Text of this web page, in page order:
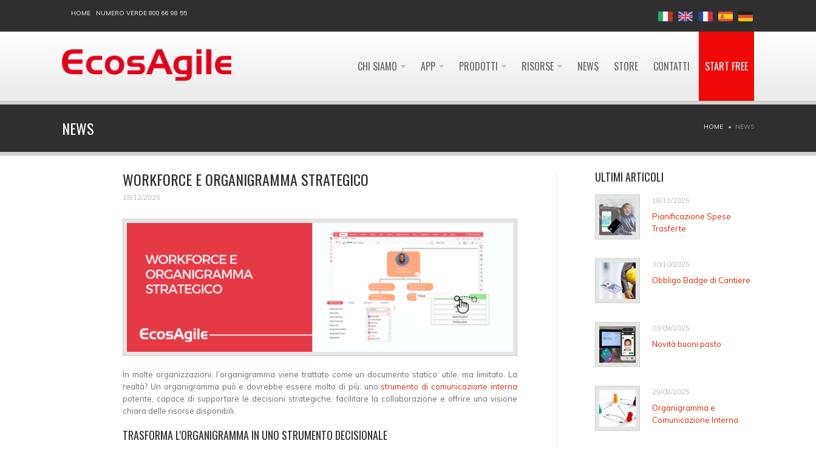
HOME NUMERO VERDE 800 66 98 55
CHI SIAMO APP PRODOTTI RISORSE NEWS STORE CONTATTI START FREE
NEWS HOME NEWS
WORKFORCE E ORGANIGRAMMA STRATEGICO
18/12/2025
In molte organizzazioni, l’organigramma viene trattato come un documento statico: utile, ma limitato. La
realtà? Un organigramma può e dovrebbe essere molto di più: unostrumento di comunicazione interna
potente, capace di supportare le decisioni strategiche, facilitare la collaborazione e offrire una visione
chiara delle risorse disponibili.
TRASFORMA L'ORGANIGRAMMA IN UNO STRUMENTO DECISIONALE
ULTIMI ARTICOLI
18/11/2025
Pianificazione Spese
Trasferte
30/10/2025
Obbligo Badge di Cantiere
03/09/2025
Novità buoni pasto
29/08/2025
Organigramma e
Comunicazione Interna